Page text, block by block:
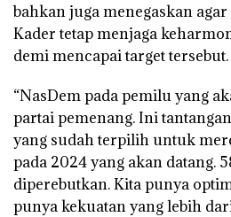
bahkan juga menegaskan
Kader tetap menjaga
demi mencapai target tersebut.
“NasDem pada pemilu yang
partai pemenang. Ini
yang sudah terpilih untuk
pada 2024 yang akan datang.
diperebutkan. Kita punya
punya kekuatan yang lebih